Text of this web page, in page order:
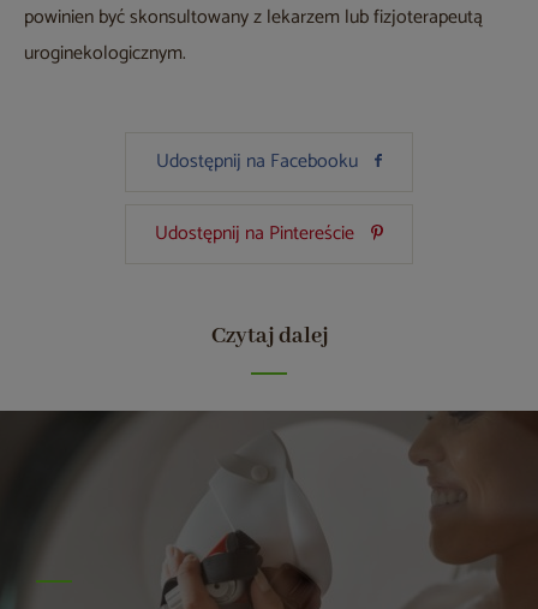
powinien być skonsultowany z lekarzem lub fizjoterapeutą
uroginekologicznym.
Udostępnij na Facebooku
Udostępnij na Pintereście
Czytaj dalej